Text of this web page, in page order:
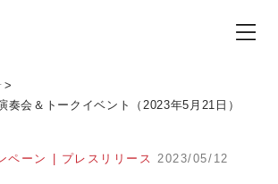
奏会＆トークイベント（2023年5月21日）
ペーン | プレスリリース 2023/05/12